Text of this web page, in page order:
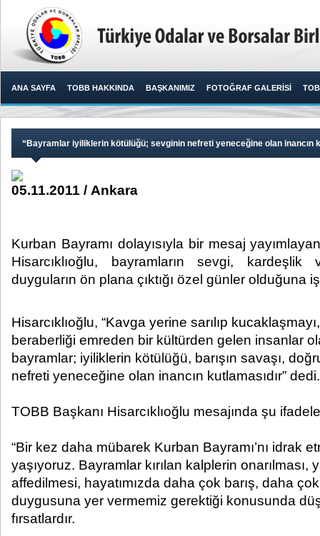
ANA SAYFA TOBB HAKKINDA BAŞKANIMIZ FOTOĞRAF GALERİSİ
“Bayramlar iyiliklerin kötülüğü; sevginin nefreti yeneceğine olan inancın
05.11.2011 / Ankara
Kurban Bayramı dolayısıyla bir mesaj
Hisarcıklıoğlu, bayramların sevgi,
duyguların ön plana çıktığı özel günler olduğuna
Hisarcıklıoğlu, “Kavga yerine sarılıp
beraberliği emreden bir kültürden gelen insanlar
bayramlar; iyiliklerin kötülüğü, barışın savaşı,
nefreti yeneceğine olan inancın kutlamasıdır” dedi.
TOBB Başkanı Hisarcıklıoğlu mesajında şu
“Bir kez daha mübarek Kurban Bayramı’nı idrak
yaşıyoruz. Bayramlar kırılan kalplerin onarılması,
affedilmesi, hayatımızda daha çok barış, daha
duygusuna yer vermemiz gerektiği konusunda
fırsatlardır.